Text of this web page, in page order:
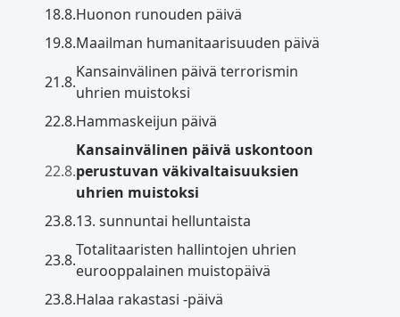
18.8.Huonon runouden päivä
19.8.Maailman humanitaarisuuden päivä
21.8.
Kansainvälinen päivä terrorismin
uhrien muistoksi
22.8.Hammaskeijun päivä
22.8.
Kansainvälinen päivä uskontoon
perustuvan väkivaltaisuuksien
uhrien muistoksi
23.8.13. sunnuntai helluntaista
23.8.
Totalitaaristen hallintojen uhrien
eurooppalainen muistopäivä
23.8.Halaa rakastasi -päivä